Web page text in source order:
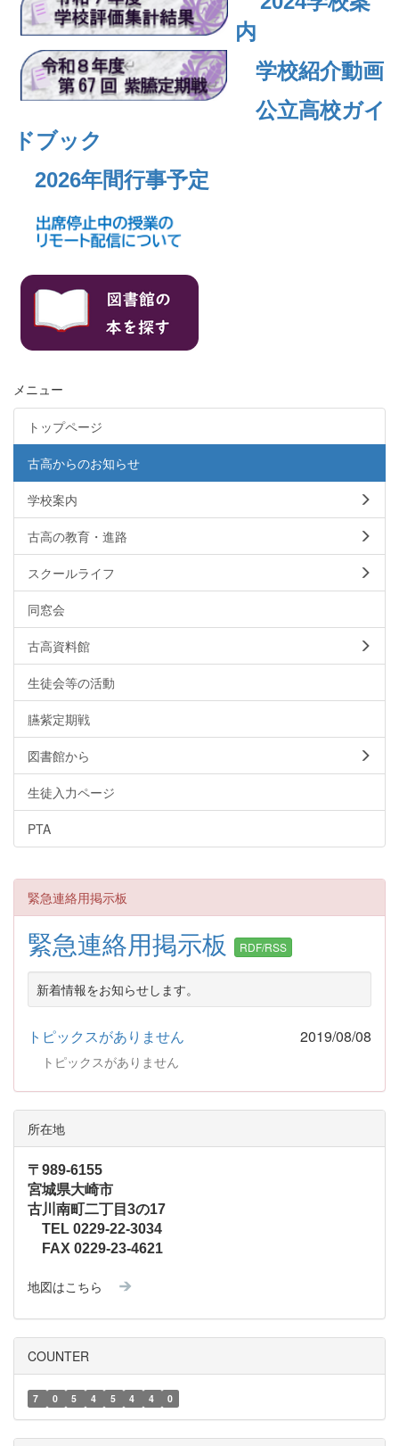
内
学校紹介動画
公立高校ガイ
ドブック
2026年間行事予定
メニュー
トップページ
古高からのお知らせ
学校案内
古高の教育・進路
スクールライフ
同窓会
古高資料館
生徒会等の活動
臙紫定期戦
図書館から
生徒入力ページ
PTA
緊急連絡用掲示板
緊急連絡用掲示板 RDF/RSS
新着情報をお知らせします。
トピックスがありません 2019/08/08
トピックスがありません
所在地
〒989-6155
宮城県大崎市
古川南町二丁目3の17
TEL 0229-22-3034
FAX 0229-23-4621
地図はこちら
COUNTER
7 0 5 4 5 4 4 0